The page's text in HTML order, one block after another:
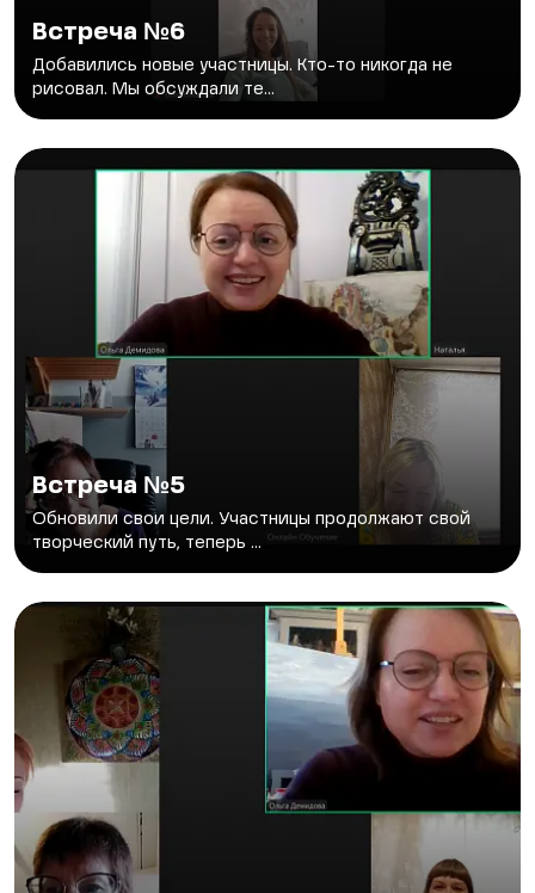
Встреча №6
Добавились новые участницы. Кто-то никогда не
рисовал. Мы обсуждали те...
Встреча №5
Обновили свои цели. Участницы продолжают свой
творческий путь, теперь ...